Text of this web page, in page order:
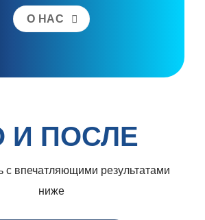
О НАС
И ПОСЛЕ
с впечатляющими результатами
ниже